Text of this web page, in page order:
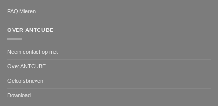
FAQ Mieren
OVER ANTCUBE
Neem contact op met
Over ANTCUBE
Geloofsbrieven
Download